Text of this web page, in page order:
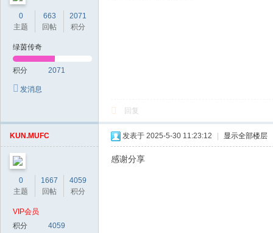
0
主题
663
回帖
2071
积分
绿茵传奇
积分 2071
发消息
回复
KUN.MUFC
0
主题
1667
回帖
4059
积分
VIP会员
积分
4059
发表于 2025-5-30 11:23:12 显示全部楼层
感谢分享